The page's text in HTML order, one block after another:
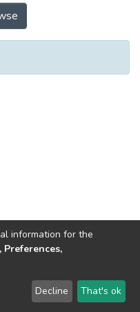
(КПУФЖ) by
National University
LYRASIS
Send Feedback
information for the
Decline That's ok